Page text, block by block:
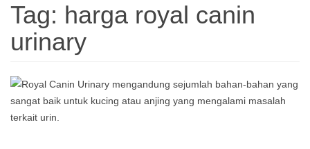
Tag: harga royal canin
urinary